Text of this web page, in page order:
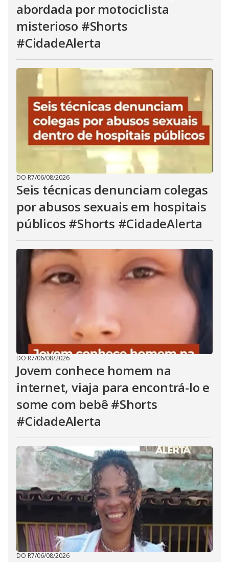
abordada por motociclista
misterioso #Shorts
#CidadeAlerta
DO R7/06/08/2026
Seis técnicas denunciam colegas
por abusos sexuais em hospitais
públicos #Shorts #CidadeAlerta
DO R7/06/08/2026
Jovem conhece homem na
internet, viaja para encontrá-lo e
some com bebê #Shorts
#CidadeAlerta
DO R7/06/08/2026